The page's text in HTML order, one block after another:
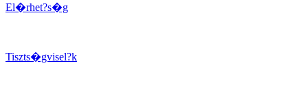
El�rhet?s�g
Tiszts�gvisel?k